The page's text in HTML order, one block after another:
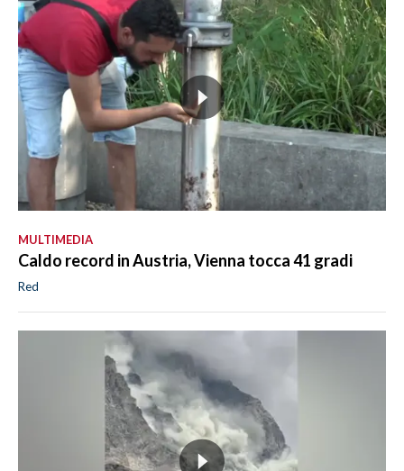
MULTIMEDIA
Caldo record in Austria, Vienna tocca 41 gradi
Red